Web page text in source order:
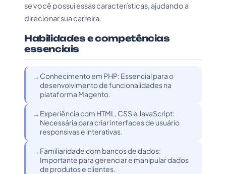
se você possui essas características, ajudando a
direcionar sua carreira.
Habilidades e competências
essenciais
Conhecimento em PHP: Essencial para o
desenvolvimento de funcionalidades na
plataforma Magento.
Experiência com HTML, CSS e JavaScript:
Necessária para criar interfaces de usuário
responsivas e interativas.
Familiaridade com bancos de dados:
Importante para gerenciar e manipular dados
de produtos e clientes.